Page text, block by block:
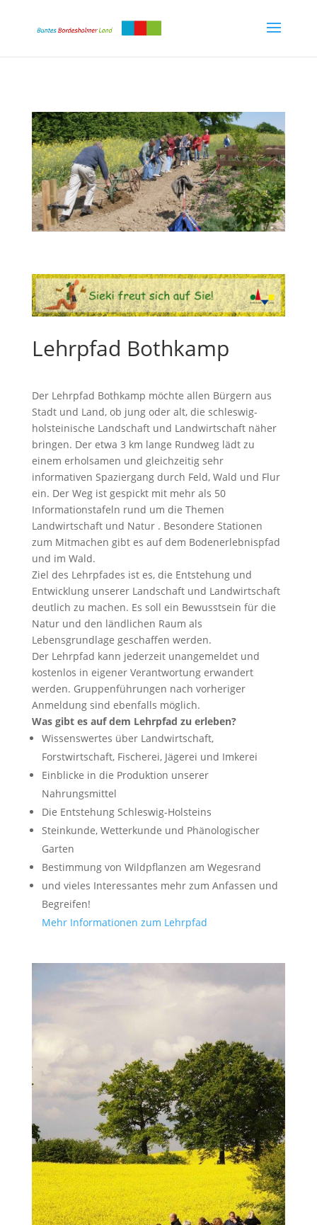
Lehrpfad Bothkamp
Der Lehrpfad Bothkamp möchte allen Bürgern aus
Stadt und Land, ob jung oder alt, die schleswig-
holsteinische Landschaft und Landwirtschaft näher
bringen. Der etwa 3 km lange Rundweg lädt zu
einem erholsamen und gleichzeitig sehr
informativen Spaziergang durch Feld, Wald und Flur
ein. Der Weg ist gespickt mit mehr als 50
Informationstafeln rund um die Themen
Landwirtschaft und Natur . Besondere Stationen
zum Mitmachen gibt es auf dem Bodenerlebnispfad
und im Wald.
Ziel des Lehrpfades ist es, die Entstehung und
Entwicklung unserer Landschaft und Landwirtschaft
deutlich zu machen. Es soll ein Bewusstsein für die
Natur und den ländlichen Raum als
Lebensgrundlage geschaffen werden.
Der Lehrpfad kann jederzeit unangemeldet und
kostenlos in eigener Verantwortung erwandert
werden. Gruppenführungen nach vorheriger
Anmeldung sind ebenfalls möglich.
Was gibt es auf dem Lehrpfad zu erleben?
Wissenswertes über Landwirtschaft,
Forstwirtschaft, Fischerei, Jägerei und Imkerei
Einblicke in die Produktion unserer
Nahrungsmittel
Die Entstehung Schleswig-Holsteins
Steinkunde, Wetterkunde und Phänologischer
Garten
Bestimmung von Wildpflanzen am Wegesrand
und vieles Interessantes mehr zum Anfassen und
Begreifen!
Mehr Informationen zum Lehrpfad